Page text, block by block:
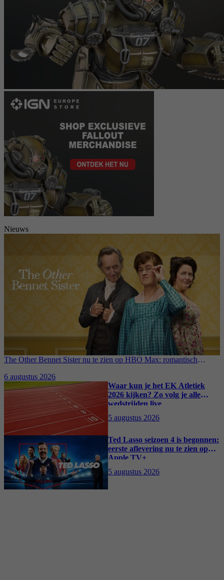
Nieuws
The Other Bennet Sister nu te zien op HBO Max: romantisch
6 augustus 2026
Waar kun je het EK Atletiek
2026 kijken? Zo volg je alle
wedstrijden live
5 augustus 2026
Ted Lasso seizoen 4 is begonnen:
eerste aflevering nu te zien op
Apple TV+
5 augustus 2026